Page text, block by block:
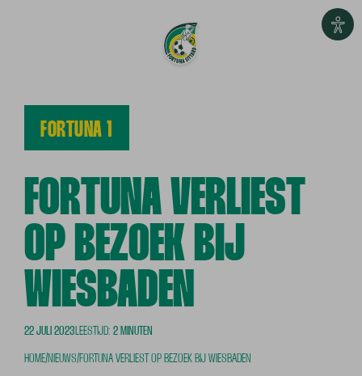
FORTUNA 1
FORTUNA VERLIEST
OP BEZOEK BIJ
WIESBADEN
22 JULI 2023LEESTIJD: 2 MINUTEN
HOME/NIEUWS/FORTUNA VERLIEST OP BEZOEK BIJ WIESBADEN